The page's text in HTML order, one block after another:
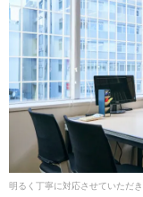
明るく丁寧に対応させていただき